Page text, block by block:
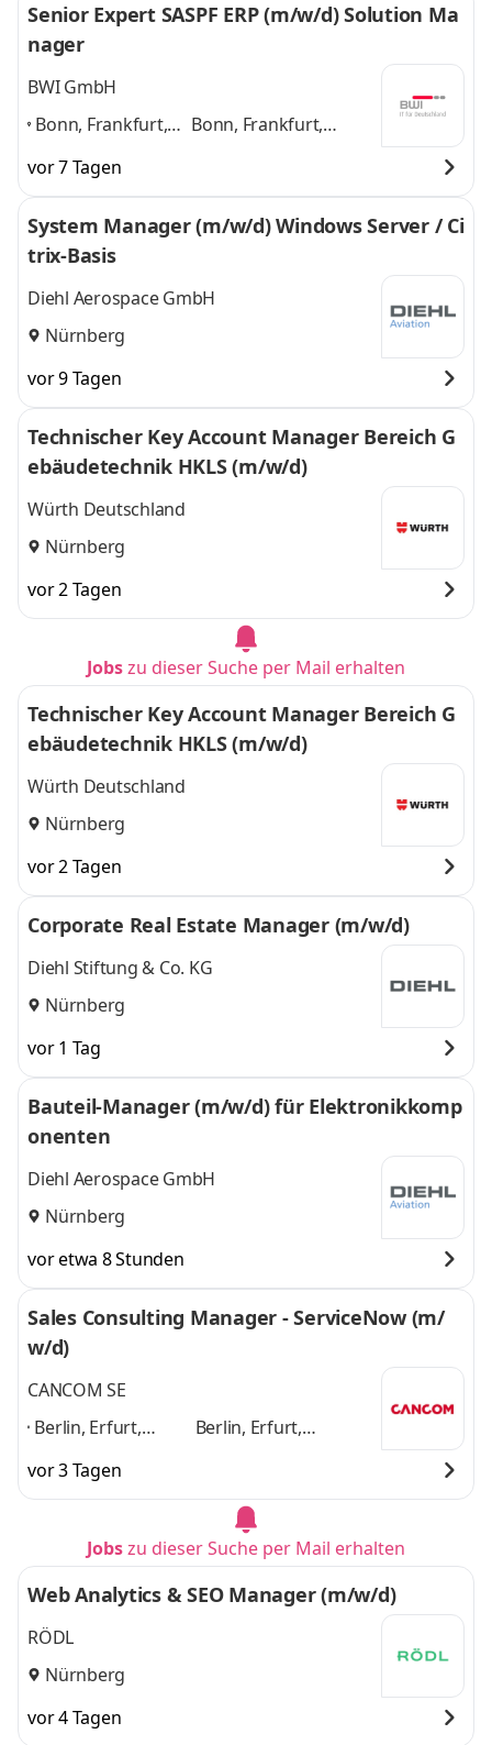
Senior Expert SASPF ERP (m/w/d) Solution Ma
nager
BWI GmbH
Bonn, Frankfurt,
München,
Nürnberg, Ulm,
Berlin, Leipzig,
Bonn, Frankfurt,
Leipzigund 6 weitere
vor 7 Tagen
System Manager (m/w/d) Windows Server / Ci
trix-Basis
Diehl Aerospace GmbH
Nürnberg
vor 9 Tagen
Technischer Key Account Manager Bereich G
ebäudetechnik HKLS (m/w/d)
Würth Deutschland
Nürnberg
vor 2 Tagen
Jobszu dieser Suche per Mail erhalten
Technischer Key Account Manager Bereich G
ebäudetechnik HKLS (m/w/d)
Würth Deutschland
Nürnberg
vor 2 Tagen
Corporate Real Estate Manager (m/w/d)
Diehl Stiftung & Co. KG
Nürnberg
vor 1 Tag
Bauteil-Manager (m/w/d) für Elektronikkomp
onenten
Diehl Aerospace GmbH
Nürnberg
vor etwa 8 Stunden
Sales Consulting Manager - ServiceNow (m/
w/d)
CANCOM SE
Berlin, Erfurt,
Hamburg,
Hannover, Köln,
Nürnberg,
Stuttgart,
Berlin, Erfurt,
Köln, Leipzig,
München, Nürnberg,
Stuttgartund 8
weitere
vor 3 Tagen
Jobszu dieser Suche per Mail erhalten
Web Analytics & SEO Manager (m/w/d)
RÖDL
Nürnberg
vor 4 Tagen